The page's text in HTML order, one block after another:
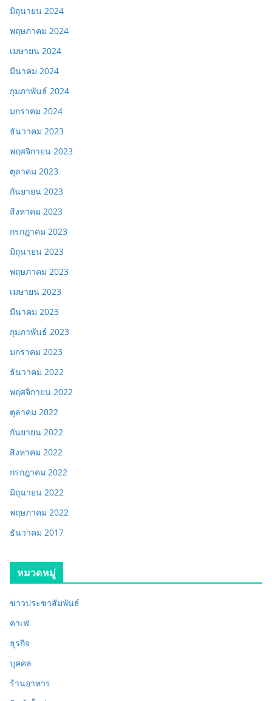
มิถุนายน 2024
พฤษภาคม 2024
เมษายน 2024
มีนาคม 2024
กุมภาพันธ์ 2024
มกราคม 2024
ธันวาคม 2023
พฤศจิกายน 2023
ตุลาคม 2023
กันยายน 2023
สิงหาคม 2023
กรกฎาคม 2023
มิถุนายน 2023
พฤษภาคม 2023
เมษายน 2023
มีนาคม 2023
กุมภาพันธ์ 2023
มกราคม 2023
ธันวาคม 2022
พฤศจิกายน 2022
ตุลาคม 2022
กันยายน 2022
สิงหาคม 2022
กรกฎาคม 2022
มิถุนายน 2022
พฤษภาคม 2022
ธันวาคม 2017
หมวดหมู่
ข่าวประชาสัมพันธ์
คาเฟ่
ธุรกิจ
บุคคล
ร้านอาหาร